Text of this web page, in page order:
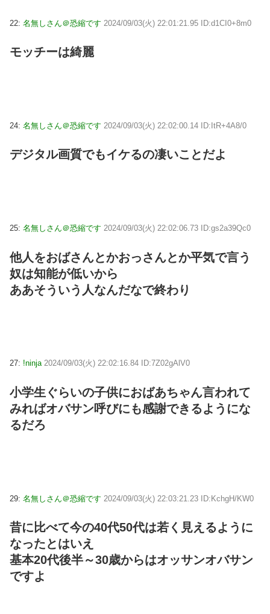
22: 名無しさん＠恐縮です 2024/09/03(火) 22:01:21.95 ID:d1CI0+8m0
モッチーは綺麗
24: 名無しさん＠恐縮です 2024/09/03(火) 22:02:00.14 ID:ItR+4A8/0
デジタル画質でもイケるの凄いことだよ
25: 名無しさん＠恐縮です 2024/09/03(火) 22:02:06.73 ID:gs2a39Qc0
他人をおばさんとかおっさんとか平気で言う
奴は知能が低いから
ああそういう人なんだなで終わり
27: !ninja 2024/09/03(火) 22:02:16.84 ID:7Z02gAlV0
小学生ぐらいの子供におばあちゃん言われて
みればオバサン呼びにも感謝できるようにな
るだろ
29: 名無しさん＠恐縮です 2024/09/03(火) 22:03:21.23 ID:KchgH/KW0
昔に比べて今の40代50代は若く見えるように
なったとはいえ
基本20代後半～30歳からはオッサンオバサン
ですよ